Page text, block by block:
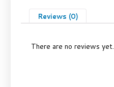
Reviews (0)
There are no reviews yet.